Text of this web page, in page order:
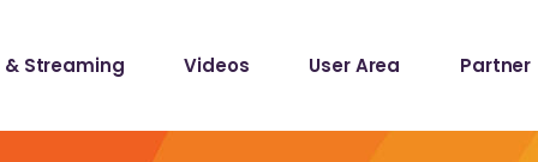
& Streaming Videos User Area Partner